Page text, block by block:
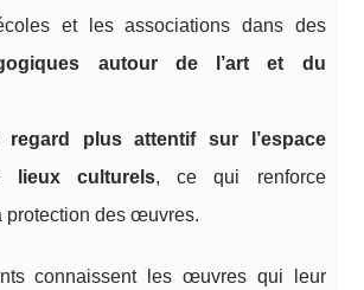
et les associations dans des
autour de l’art et du
regard plus attentif sur l’espace
lieux culturels, ce qui renforce
protection des œuvres.
connaissent les œuvres qui leur